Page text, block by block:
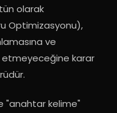
olarak
Optimizasyonu),
ve
etmeyeceğine karar
.
"anahtar kelime"